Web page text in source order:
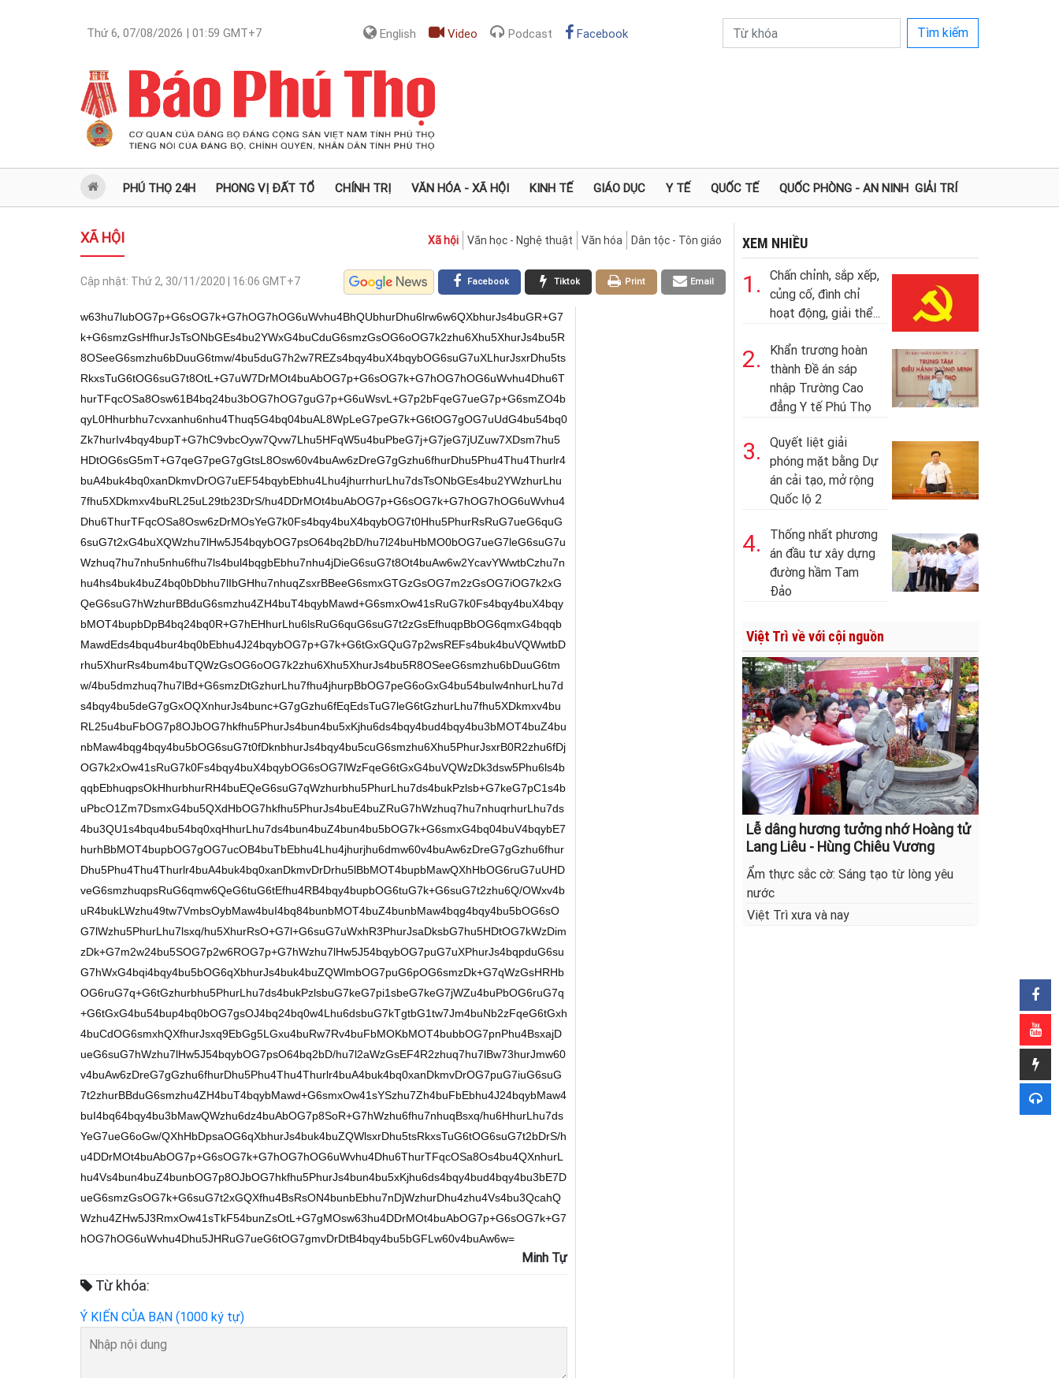
Thứ 6, 07/08/2026 | 01:59 GMT+7 English Video Podcast Facebook Tìm kiếm
PHÚ THỌ 24H PHONG VỊ ĐẤT TỔ CHÍNH TRỊ VĂN HÓA - XÃ HỘI KINH TẾ GIÁO DỤC Y TẾ QUỐC TẾ QUỐC PHÒNG - AN NINH GIẢI TRÍ
XÃ HỘI Xã hội Văn học - Nghệ thuật Văn hóa Dân tộc - Tôn giáo
Cập nhật: Thứ 2, 30/11/2020 | 16:06 GMT+7 Email
Print
Tiktok
Facebook
w63hu7lubOG7p+G6sOG7k+G7hOG7hOG6uWvhu4BhQUbhurDhu6lrw6w6QXbhurJs4buGR+G7
k+G6smzGsHfhurJsTsONbGEs4bu2YWxG4buCduG6smzGsOG6oOG7k2zhu6Xhu5XhurJs4bu5R
8OSeeG6smzhu6bDuuG6tmw/4bu5duG7h2w7REZs4bqy4buX4bqybOG6suG7uXLhurJsxrDhu5ts
RkxsTuG6tOG6suG7t8OtL+G7uW7DrMOt4buAbOG7p+G6sOG7k+G7hOG7hOG6uWvhu4Dhu6T
hurTFqcOSa8Osw61B4bq24bu3bOG7hOG7guG7p+G6uWsvL+G7p2bFqeG7ueG7p+G6smZO4b
qyL0Hhurbhu7cvxanhu6nhu4Thuq5G4bq04buAL8WpLeG7peG7k+G6tOG7gOG7uUdG4bu54bq0
Zk7hurIv4bqy4bupT+G7hC9vbcOyw7Qvw7Lhu5HFqW5u4buPbeG7j+G7jeG7jUZuw7XDsm7hu5
HDtOG6sG5mT+G7qeG7peG7gGtsL8Osw60v4buAw6zDreG7gGzhu6fhurDhu5Phu4Thu4Thurlr4
buA4buk4bq0xanDkmvDrOG7uEF54bqybEbhu4Lhu4jhurrhurLhu7dsTsONbGEs4bu2YWzhurLhu
7fhu5XDkmxv4buRL25uL29tb23DrS/hu4DDrMOt4buAbOG7p+G6sOG7k+G7hOG7hOG6uWvhu4
Dhu6ThurTFqcOSa8Osw6zDrMOsYeG7k0Fs4bqy4buX4bqybOG7t0Hhu5PhurRsRuG7ueG6quG
6suG7t2xG4buXQWzhu7lHw5J54bqybOG7psO64bq2bD/hu7l24buHbMO0bOG7ueG7leG6suG7u
Wzhuq7hu7nhu5nhu6fhu7ls4bul4bqgbEbhu7nhu4jDieG6suG7t8Ot4buAw6w2YcavYWwtbCzhu7n
hu4hs4buk4buZ4bq0bDbhu7lIbGHhu7nhuqZsxrBBeeG6smxGTGzGsOG7m2zGsOG7iOG7k2xG
QeG6suG7hWzhurBBduG6smzhu4ZH4buT4bqybMawd+G6smxOw41sRuG7k0Fs4bqy4buX4bqy
bMOT4bupbDpB4bq24bq0R+G7hEHhurLhu6lsRuG6quG6suG7t2zGsEfhuqpBbOG6qmxG4bqqb
MawdEds4bqu4bur4bq0bEbhu4J24bqybOG7p+G7k+G6tGxGQuG7p2wsREFs4buk4buVQWwtbD
rhu5XhurRs4bum4buTQWzGsOG6oOG7k2zhu6Xhu5XhurJs4bu5R8OSeeG6smzhu6bDuuG6tm
w/4bu5dmzhuq7hu7lBd+G6smzDtGzhurLhu7fhu4jhurpBbOG7peG6oGxG4bu54buIw4nhurLhu7d
s4bqy4bu5deG7gGxOQXnhurJs4bunc+G7gGzhu6fEqEdsTuG7leG6tGzhurLhu7fhu5XDkmxv4bu
RL25u4buFbOG7p8OJbOG7hkfhu5PhurJs4bun4bu5xKjhu6ds4bqy4bud4bqy4bu3bMOT4buZ4bu
nbMaw4bqg4bqy4bu5bOG6suG7t0fDknbhurJs4bqy4bu5cuG6smzhu6Xhu5PhurJsxrB0R2zhu6fDj
OG7k2xOw41sRuG7k0Fs4bqy4buX4bqybOG6sOG7lWzFqeG6tGxG4buVQWzDk3dsw5Phu6ls4b
qqbEbhuqpsOkHhurbhurRH4buEQeG6suG7qWzhurbhu5PhurLhu7ds4bukPzlsb+G7keG7pC1s4b
uPbcO1Zm7DsmxG4bu5QXdHbOG7hkfhu5PhurJs4buE4buZRuG7hWzhuq7hu7nhuqrhurLhu7ds
4bu3QU1s4bqu4bu54bq0xqHhurLhu7ds4bun4buZ4bun4bu5bOG7k+G6smxG4bq04buV4bqybE7
hurhBbMOT4bupbOG7gOG7ucOB4buTbEbhu4Lhu4jhurjhu6dmw60v4buAw6zDreG7gGzhu6fhur
Dhu5Phu4Thu4Thurlr4buA4buk4bq0xanDkmvDrDrhu5lBbMOT4bupbMawQXhHbOG6ruG7uUHD
veG6smzhuqpsRuG6qmw6QeG6tuG6tEfhu4RB4bqy4bupbOG6tuG7k+G6suG7t2zhu6Q/OWxv4b
uR4bukLWzhu49tw7VmbsOybMaw4buI4bq84bunbMOT4buZ4bunbMaw4bqg4bqy4bu5bOG6sO
G7lWzhu5PhurLhu7lsxq/hu5XhurRsO+G7l+G6suG7uWxhR3PhurJsaDksbG7hu5HDtOG7kWzDim
zDk+G7m2w24bu5SOG7p2w6ROG7p+G7hWzhu7lHw5J54bqybOG7puG7uXPhurJs4bqpduG6su
G7hWxG4bqi4bqy4bu5bOG6qXbhurJs4buk4buZQWlmbOG7puG6pOG6smzDk+G7qWzGsHRHb
OG6ruG7q+G6tGzhurbhu5PhurLhu7ds4bukPzlsbuG7keG7pi1sbeG7keG7jWZu4buPbOG6ruG7q
+G6tGxG4bu54bup4bq0bOG7gsOJ4bq24bq0w4Lhu6dsbuG7kTgtbG1tw7Jm4buNb2zFqeG6tGxh
4buCdOG6smxhQXfhurJsxq9EbGg5LGxu4buRw7Rv4buFbMOKbMOT4bubbOG7pnPhu4BsxajD
ueG6suG7hWzhu7lHw5J54bqybOG7psO64bq2bD/hu7l2aWzGsEF4R2zhuq7hu7lBw73hurJmw60
v4buAw6zDreG7gGzhu6fhurDhu5Phu4Thu4Thurlr4buA4buk4bq0xanDkmvDrOG7puG7iuG6suG
7t2zhurBBduG6smzhu4ZH4buT4bqybMawd+G6smxOw41sYSzhu7Zh4buFbEbhu4J24bqybMaw4
buI4bq64bqy4bu3bMawQWzhu6dz4buAbOG7p8SoR+G7hWzhu6fhu7nhuqBsxq/hu6HhurLhu7ds
YeG7ueG6oGw/QXhHbDpsaOG6qXbhurJs4buk4buZQWlsxrDhu5tsRkxsTuG6tOG6suG7t2bDrS/h
u4DDrMOt4buAbOG7p+G6sOG7k+G7hOG7hOG6uWvhu4Dhu6ThurTFqcOSa8Os4bu4QXnhurL
hu4Vs4bun4buZ4bunbOG7p8OJbOG7hkfhu5PhurJs4bun4bu5xKjhu6ds4bqy4bud4bqy4bu3bE7D
ueG6smzGsOG7k+G6suG7t2xGQXfhu4BsRsON4bunbEbhu7nDjWzhurDhu4zhu4Vs4bu3QcahQ
Wzhu4ZHw5J3RmxOw41sTkF54bunZsOtL+G7gMOsw63hu4DDrMOt4buAbOG7p+G6sOG7k+G7
hOG7hOG6uWvhu4Dhu5JHRuG7ueG6tOG7gmvDrDtB4bqy4bu5bGFLw60v4buAw6w=
Minh Tự
Từ khóa:
Ý KIẾN CỦA BẠN (1000 ký tự)
XEM NHIỀU
1.
Chấn chỉnh, sắp xếp,
củng cố, đình chỉ
hoạt động, giải thể...
2.
Khẩn trương hoàn
thành Đề án sáp
nhập Trường Cao
đẳng Y tế Phú Thọ
3.
Quyết liệt giải
phóng mặt bằng Dự
án cải tạo, mở rộng
Quốc lộ 2
4.
Thống nhất phương
án đầu tư xây dựng
đường hầm Tam
Đảo
Việt Trì về với cội nguồn
Lễ dâng hương tưởng nhớ Hoàng tử
Lang Liêu - Hùng Chiêu Vương
Ẩm thực sắc cờ: Sáng tạo từ lòng yêu
nước
Việt Trì xưa và nay